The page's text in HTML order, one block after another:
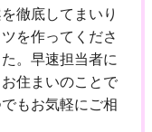
徹底してまいり
を作ってくださ
。早速担当者に
住まいのことで
もお気軽にご相